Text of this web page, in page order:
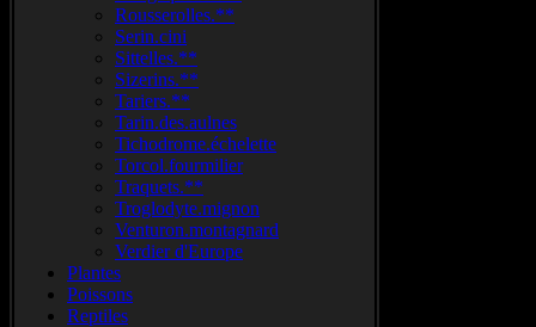
Rousserolles.**
Serin.cini
Sittelles.**
Sizerins.**
Tariers.**
Tarin.des.aulnes
Tichodrome.échelette
Torcol.fourmilier
Traquets.**
Troglodyte.mignon
Venturon.montagnard
Verdier d'Europe
Plantes
Poissons
Reptiles